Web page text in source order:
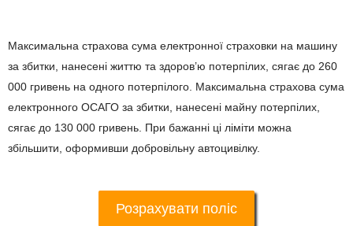
Максимальна страхова сума електронної страховки на машину
за збитки, нанесені життю та здоров’ю потерпілих, сягає до 260
000 гривень на одного потерпілого. Максимальна страхова сума
електронного ОСАГО за збитки, нанесені майну потерпілих,
сягає до 130 000 гривень. При бажанні ці ліміти можна
збільшити, оформивши добровільну автоцивілку.
Розрахувати поліс